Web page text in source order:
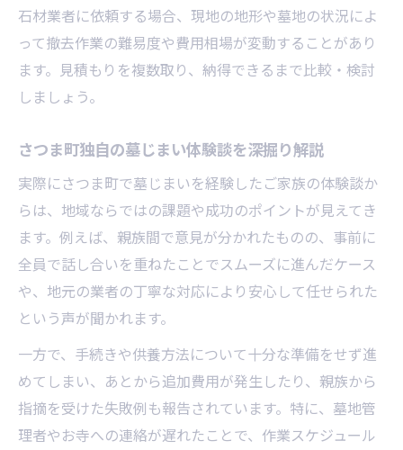
石材業者に依頼する場合、現地の地形や墓地の状況によ
って撤去作業の難易度や費用相場が変動することがあり
ます。見積もりを複数取り、納得できるまで比較・検討
しましょう。
さつま町独自の墓じまい体験談を深掘り解説
実際にさつま町で墓じまいを経験したご家族の体験談か
らは、地域ならではの課題や成功のポイントが見えてき
ます。例えば、親族間で意見が分かれたものの、事前に
全員で話し合いを重ねたことでスムーズに進んだケース
や、地元の業者の丁寧な対応により安心して任せられた
という声が聞かれます。
一方で、手続きや供養方法について十分な準備をせず進
めてしまい、あとから追加費用が発生したり、親族から
指摘を受けた失敗例も報告されています。特に、墓地管
理者やお寺への連絡が遅れたことで、作業スケジュール